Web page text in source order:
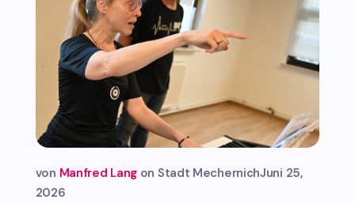
von Manfred Lang Stadt MechernichJuni 25,
2026